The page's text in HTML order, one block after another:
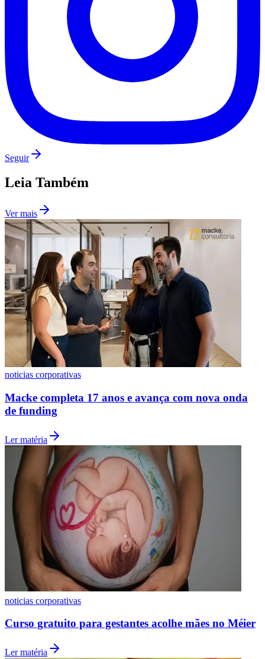
Fluminense
Vasco
Seguir
Leia Também
Ver mais
noticias corporativas
Macke completa 17 anos e avança com nova onda
de funding
Ler matéria
noticias corporativas
Curso gratuito para gestantes acolhe mães no Méier
Ler matéria